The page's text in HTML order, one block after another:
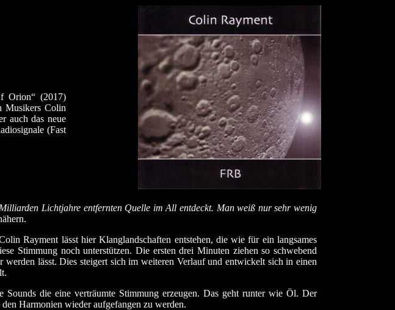
Orion“ (2017)
Musikers Colin
auch das neue
(Fast
Lichtjahre entfernten Quelle im All entdeckt. Man weiß nur sehr wenig
Rayment lässt hier Klanglandschaften entstehen, die wie für ein langsames
Stimmung noch unterstützen. Die ersten drei Minuten ziehen so schwebend
lässt. Dies steigert sich im weiteren Verlauf und entwickelt sich in einen
die eine verträumte Stimmung erzeugen. Das geht runter wie Öl. Der
Harmonien wieder aufgefangen zu werden.